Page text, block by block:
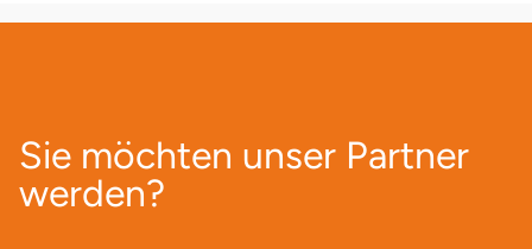
Sie möchten unser Partner
werden?
Mettingen